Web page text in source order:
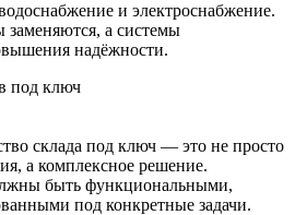
и электроснабжение.
а системы
надёжности.
склада под ключ — это не просто
а комплексное решение.
быть функциональными,
под конкретные задачи.